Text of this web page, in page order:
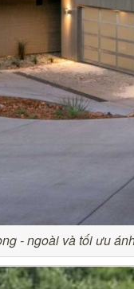
- ngoài và tối ưu